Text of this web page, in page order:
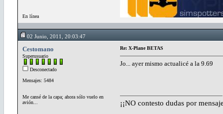
En línea
02 Junio, 2011, 20:03:47
Cestomano
Superusuario
Desconectado
Mensajes: 5484
Me cansé de la capa; ahora sólo vuelo en
avión...
Re: X-Plane BETAS
Jo... ayer mismo actualicé a la 9.69
¡¡NO contesto dudas por